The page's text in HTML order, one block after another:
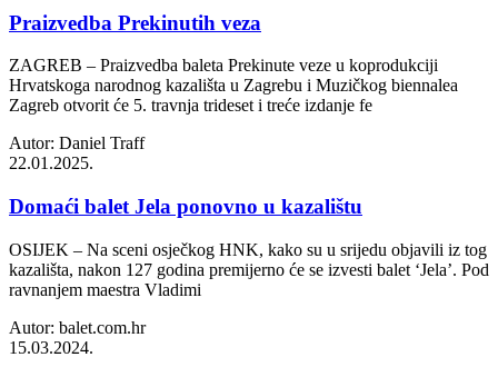
Praizvedba Prekinutih veza
ZAGREB – Praizvedba baleta Prekinute veze u koprodukciji
Hrvatskoga narodnog kazališta u Zagrebu i Muzičkog biennalea
Zagreb otvorit će 5. travnja trideset i treće izdanje fe
Autor: Daniel Traff
22.01.2025.
Domaći balet Jela ponovno u kazalištu
OSIJEK – Na sceni osječkog HNK, kako su u srijedu objavili iz tog
kazališta, nakon 127 godina premijerno će se izvesti balet ‘Jela’. Pod
ravnanjem maestra Vladimi
Autor: balet.com.hr
15.03.2024.